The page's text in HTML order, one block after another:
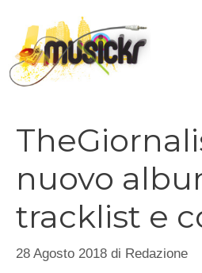
contenuto
nuovo
tracklist e
28 Agosto 2018 di Redazione